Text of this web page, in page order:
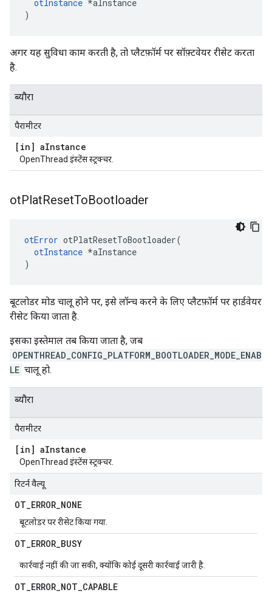
otInstance *aInstance
)
अगर यह सुविधा काम करती है, तो प्लैटफ़ॉर्म पर सॉफ़्टवेयर रीसेट करता
है.
ब्यौरा
पैरामीटर
[in] aInstance
OpenThread इंस्टेंस स्ट्रक्चर.
otPlatResetToBootloader
otError otPlatResetToBootloader(
otInstance *aInstance
)
बूटलोडर मोड चालू होने पर, इसे लॉन्च करने के लिए प्लैटफ़ॉर्म पर हार्डवेयर
रीसेट किया जाता है.
इसका इस्तेमाल तब किया जाता है, जब
OPENTHREAD_CONFIG_PLATFORM_BOOTLOADER_MODE_ENAB
LE चालू हो.
ब्यौरा
पैरामीटर
[in] aInstance
OpenThread इंस्टेंस स्ट्रक्चर.
रिटर्न वैल्यू
OT_ERROR_NONE
बूटलोडर पर रीसेट किया गया.
OT_ERROR_BUSY
कार्रवाई नहीं की जा सकी, क्योंकि कोई दूसरी कार्रवाई जारी है.
OT_ERROR_NOT_CAPABLE